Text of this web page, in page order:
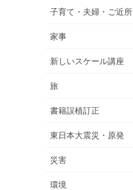
子育て・夫婦・ご近所
家事
新しいスケール講座
旅
書籍誤植訂正
東日本大震災・原発
災害
環境